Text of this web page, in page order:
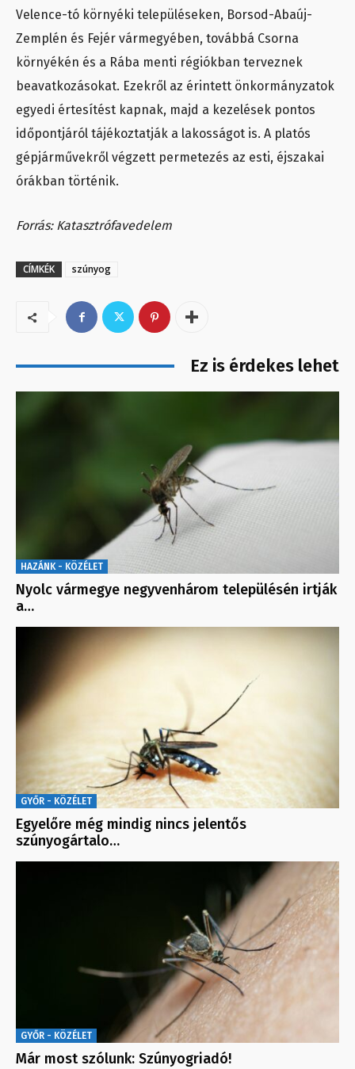
Velence-tó környéki településeken, Borsod-Abaúj-
Zemplén és Fejér vármegyében, továbbá Csorna
környékén és a Rába menti régiókban terveznek
beavatkozásokat. Ezekről az érintett önkormányzatok
egyedi értesítést kapnak, majd a kezelések pontos
időpontjáról tájékoztatják a lakosságot is. A platós
gépjárművekről végzett permetezés az esti, éjszakai
órákban történik.
Forrás: Katasztrófavedelem
CÍMKÉK szúnyog
Ez is érdekes lehet
HAZÁNK - KÖZÉLET
Nyolc vármegye negyvenhárom településén irtják
a…
GYŐR - KÖZÉLET
Egyelőre még mindig nincs jelentős
szúnyogártalo…
GYŐR - KÖZÉLET
Már most szólunk: Szúnyogriadó!